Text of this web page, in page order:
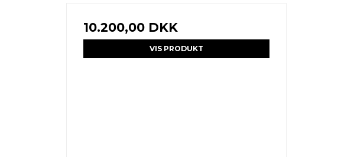
10.200,00 DKK
VIS PRODUKT